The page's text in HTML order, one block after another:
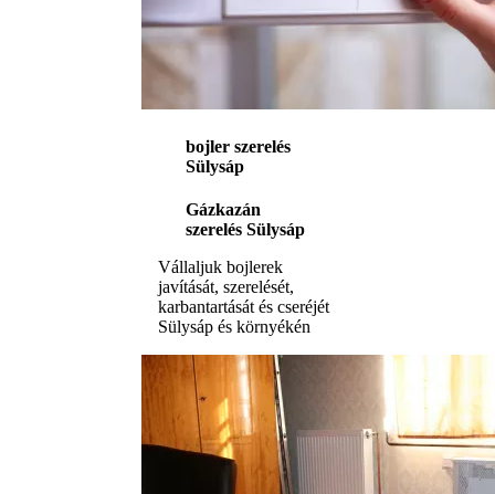
bojler szerelés
Sülysáp
Gázkazán
szerelés Sülysáp
Vállaljuk bojlerek
javítását, szerelését,
karbantartását és cseréjét
Sülysáp és környékén